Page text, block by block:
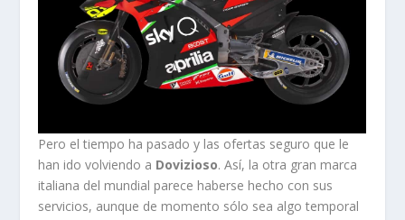
Pero el tiempo ha pasado y las ofertas seguro que le
han ido volviendo a Dovizioso. Así, la otra gran marca
italiana del mundial parece haberse hecho con sus
servicios, aunque de momento sólo sea algo temporal